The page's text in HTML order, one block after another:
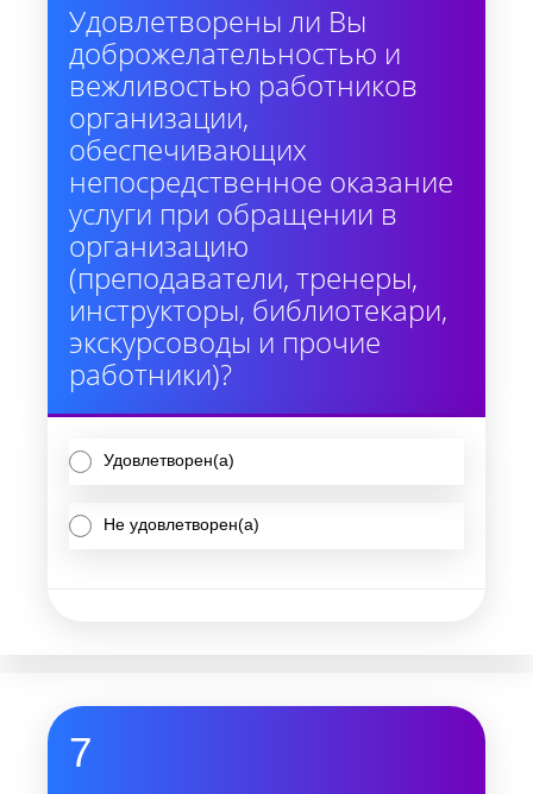
Удовлетворены ли Вы
доброжелательностью и
вежливостью работников
организации,
обеспечивающих
непосредственное оказание
услуги при обращении в
организацию
(преподаватели, тренеры,
инструкторы, библиотекари,
экскурсоводы и прочие
работники)?
Удовлетворен(а)
Не удовлетворен(а)
7